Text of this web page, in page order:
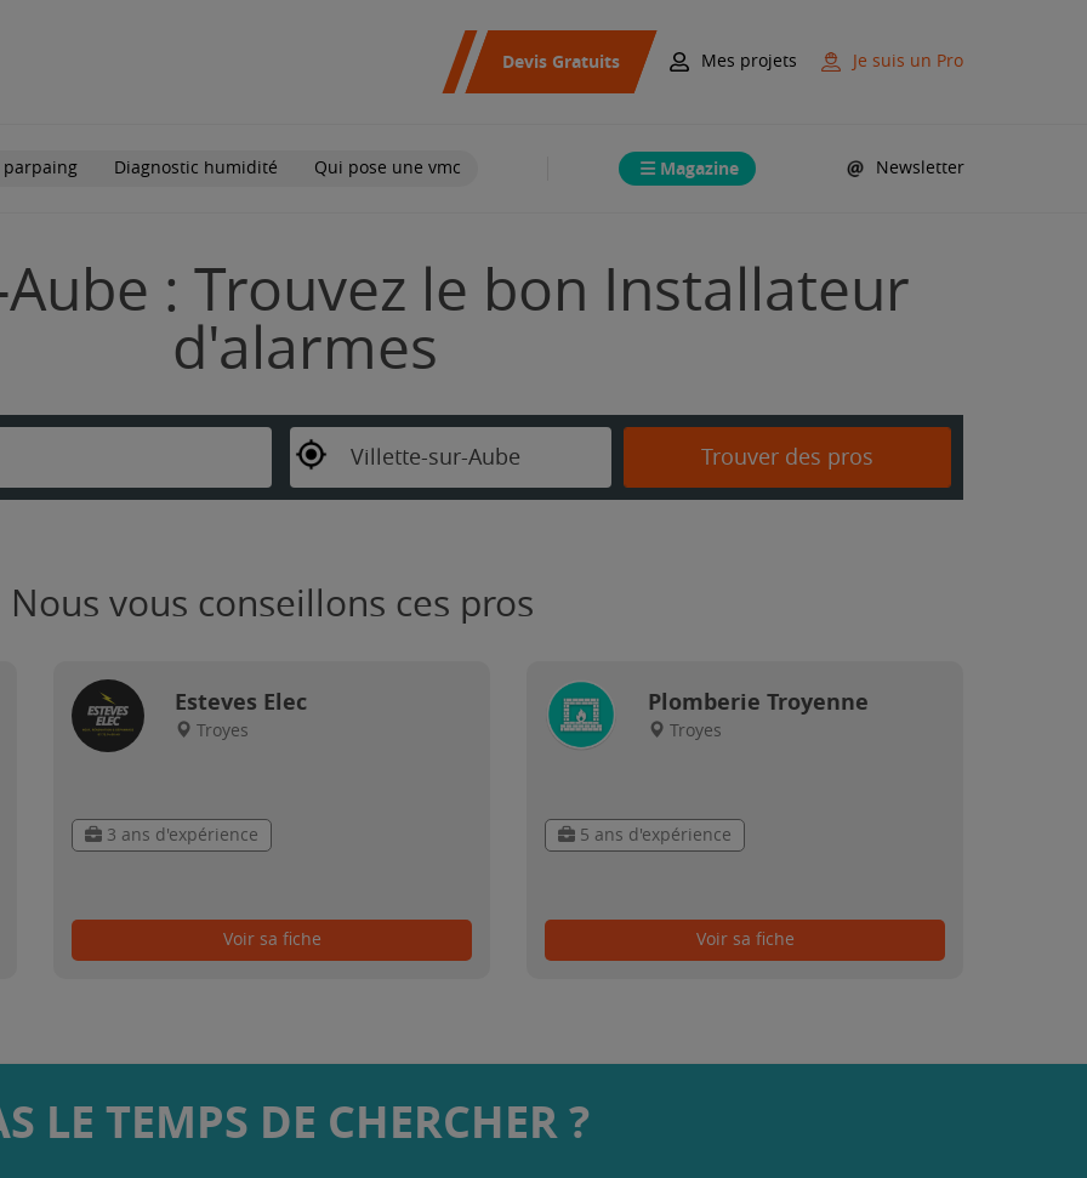
Devis Gratuits Mes projets Je suis un Pro
parpaing Diagnostic humidité Qui pose une vmc Magazine Newsletter
: Trouvez le bon Installateur
d'alarmes
Villette-sur-Aube Trouver des pros
Nous vous conseillons ces pros
Esteves Elec
Troyes
3 ans d'expérience
Voir sa fiche
Plomberie Troyenne
Troyes
5 ans d'expérience
Voir sa fiche
LE TEMPS DE CHERCHER ?